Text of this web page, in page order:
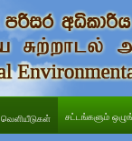
வெளியீடுகள் சட்டங்களும்